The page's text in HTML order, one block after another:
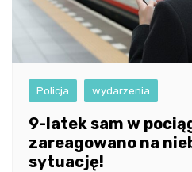
Policja wydarzenia
9-latek sam w
zareagowano na
sytuację!